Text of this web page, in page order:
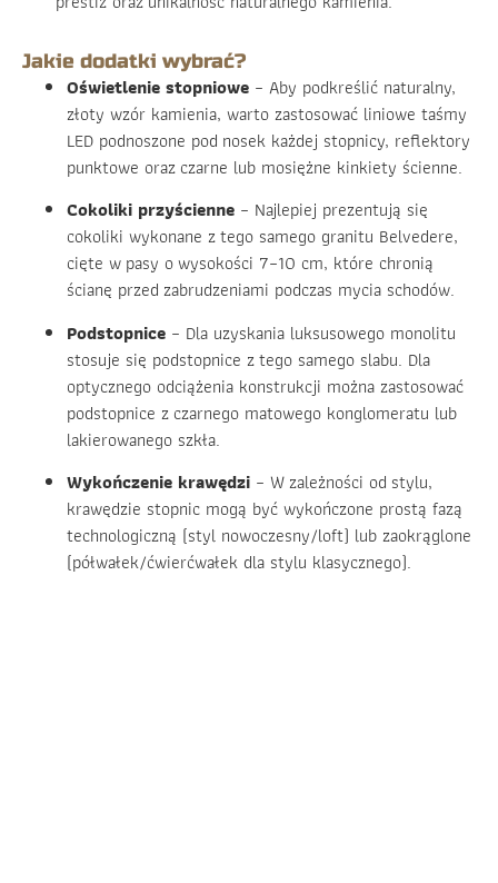
Jakie dodatki wybrać?
Oświetlenie stopniowe – Aby podkreślić naturalny,
złoty wzór kamienia, warto zastosować liniowe taśmy
LED podnoszone pod nosek każdej stopnicy, reflektory
punktowe oraz czarne lub mosiężne kinkiety ścienne.
Cokoliki przyścienne – Najlepiej prezentują się
cokoliki wykonane z tego samego granitu Belvedere,
cięte w pasy o wysokości 7–10 cm, które chronią
ścianę przed zabrudzeniami podczas mycia schodów.
Podstopnice – Dla uzyskania luksusowego monolitu
stosuje się podstopnice z tego samego slabu. Dla
optycznego odciążenia konstrukcji można zastosować
podstopnice z czarnego matowego konglomeratu lub
lakierowanego szkła.
Wykończenie krawędzi – W zależności od stylu,
krawędzie stopnic mogą być wykończone prostą fazą
technologiczną (styl nowoczesny/loft) lub zaokrąglone
(półwałek/ćwierćwałek dla stylu klasycznego).